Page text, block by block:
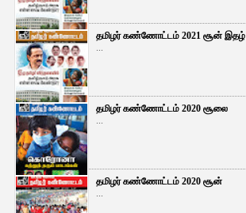
தமிழர் கண்ணோட்டம் 2021 சூன் இதழ்
...
தமிழர் கண்ணோட்டம் 2020 சூலை
...
தமிழர் கண்ணோட்டம் 2020 சூன்
...